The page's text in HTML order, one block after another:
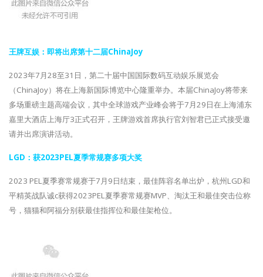
王牌互娱：即将出席第十二届ChinaJoy
2023年7月28至31日，第二十届中国国际数码互动娱乐展览会
（ChinaJoy）将在上海新国际博览中心隆重举办。本届ChinaJoy将带来
多场重磅主题高端会议，其中全球游戏产业峰会将于7月29日在上海浦东
嘉里大酒店上海厅3正式召开，王牌游戏首席执行官刘智君已正式接受邀
请并出席演讲活动。
LGD：获2023PEL夏季常规赛多项大奖
2023 PEL夏季赛常规赛于7月9日结束，最佳阵容名单出炉，杭州LGD和
平精英战队诚c获得2023PEL夏季赛常规赛MVP、淘汰王和最佳突击位称
号，猫猫和阿福分别获最佳指挥位和最佳架枪位。